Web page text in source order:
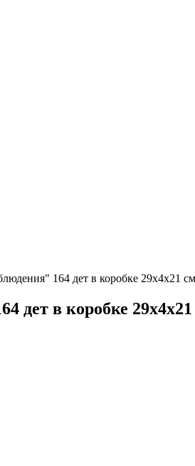
164 дет в коробке 29х4х21 см
дет в коробке